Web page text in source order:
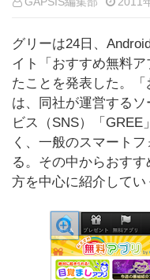
グリーは24日、
イト「おすすめ無料
たことを発表した。「
は、同社が運営する
ビス（SNS）「
く、一般のスマート
る。その中からおす
方を中心に紹介してい